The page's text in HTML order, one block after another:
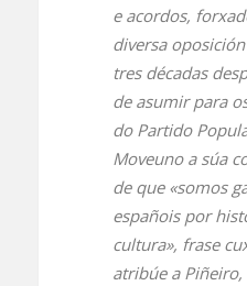
e acordos,
diversa
tres décadas
de asumir para
do Partido
Moveuno a súa
de que «somos
españois por
cultura», frase
atribúe a